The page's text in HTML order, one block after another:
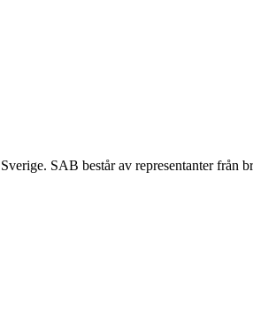
SAB består av representanter från